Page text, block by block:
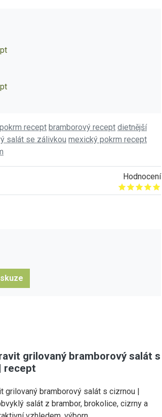
recept bramborový recept dietnější
salát se zálivkou mexický pokrm recept
Hodnocení
Give it 1/5
Give it 2/5
Give it 3/5
Give it 4/5
Give it 5/5
grilovaný bramborový salát s
recept
grilovaný bramborový salát s cizrnou |
salát z brambor, brokolice, cizrny a